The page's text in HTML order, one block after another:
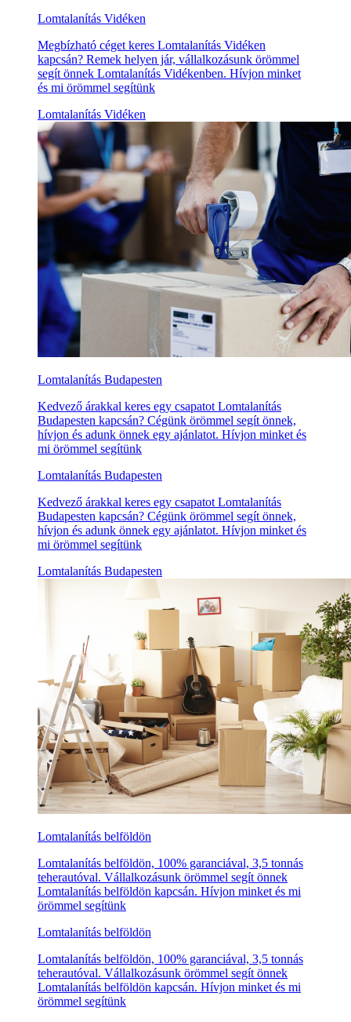
Lomtalanítás Vidéken
Megbízható céget keres Lomtalanítás Vidéken
kapcsán? Remek helyen jár, vállalkozásunk örömmel
segít önnek Lomtalanítás Vidékenben. Hívjon minket
és mi örömmel segítünk
Lomtalanítás Vidéken
Lomtalanítás Budapesten
Kedvező árakkal keres egy csapatot Lomtalanítás
Budapesten kapcsán? Cégünk örömmel segít önnek,
hívjon és adunk önnek egy ajánlatot. Hívjon minket és
mi örömmel segítünk
Lomtalanítás Budapesten
Kedvező árakkal keres egy csapatot Lomtalanítás
Budapesten kapcsán? Cégünk örömmel segít önnek,
hívjon és adunk önnek egy ajánlatot. Hívjon minket és
mi örömmel segítünk
Lomtalanítás Budapesten
Lomtalanítás belföldön
Lomtalanítás belföldön, 100% garanciával, 3,5 tonnás
teherautóval. Vállalkozásunk örömmel segít önnek
Lomtalanítás belföldön kapcsán. Hívjon minket és mi
örömmel segítünk
Lomtalanítás belföldön
Lomtalanítás belföldön, 100% garanciával, 3,5 tonnás
teherautóval. Vállalkozásunk örömmel segít önnek
Lomtalanítás belföldön kapcsán. Hívjon minket és mi
örömmel segítünk